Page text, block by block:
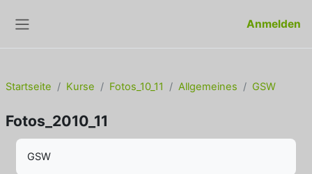
Anmelden
Startseite Kurse Fotos_10_11 Allgemeines GSW
Fotos_2010_11
GSW